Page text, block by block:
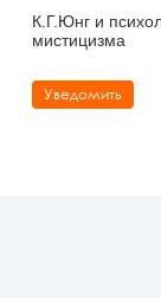
К.Г.Юнг и
мистицизма
Уведомить